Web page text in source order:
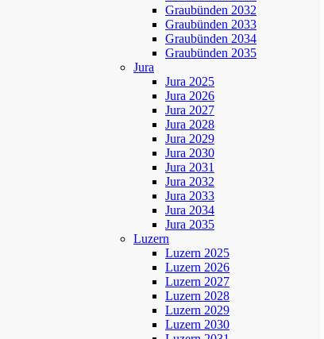
Graubünden 2032
Graubünden 2033
Graubünden 2034
Graubünden 2035
Jura
Jura 2025
Jura 2026
Jura 2027
Jura 2028
Jura 2029
Jura 2030
Jura 2031
Jura 2032
Jura 2033
Jura 2034
Jura 2035
Luzern
Luzern 2025
Luzern 2026
Luzern 2027
Luzern 2028
Luzern 2029
Luzern 2030